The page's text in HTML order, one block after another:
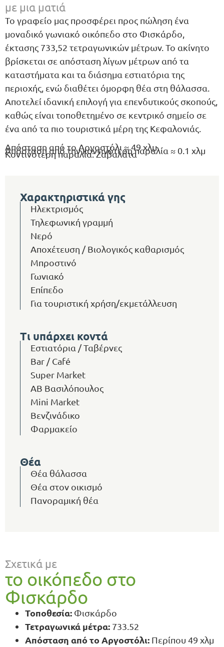
με μια ματιά
Το γραφείο μας προσφέρει προς πώληση ένα
μοναδικό γωνιακό οικόπεδο στο Φισκάρδο,
έκτασης 733,52 τετραγωνικών μέτρων. Το ακίνητο
βρίσκεται σε απόσταση λίγων μέτρων από τα
καταστήματα και τα διάσημα εστιατόρια της
περιοχής, ενώ διαθέτει όμορφη θέα στη θάλασσα.
Αποτελεί ιδανική επιλογή για επενδυτικούς σκοπούς,
καθώς είναι τοποθετημένο σε κεντρικό σημείο σε
ένα από τα πιο τουριστικά μέρη της Κεφαλονιάς.
Απόσταση από το Αργοστόλι ≈ 49 χλμ
Απόσταση από την κοντινότερη παραλία ≈ 0.1 χλμ
Κοντινότερη παραλία: Ζαβαλάτα
Χαρακτηριστικά γης
Ηλεκτρισμός
Τηλεφωνική γραμμή
Νερό
Αποχέτευση / Βιολογικός καθαρισμός
Μπροστινό
Γωνιακό
Επίπεδο
Για τουριστική χρήση/εκμετάλλευση
Τι υπάρχει κοντά
Εστιατόρια / Ταβέρνες
Bar / Café
Super Market
ΑΒ Βασιλόπουλος
Mini Market
Βενζινάδικο
Φαρμακείο
Θέα
Θέα θάλασσα
Θέα στον οικισμό
Πανοραμική θέα
Σχετικά με
το οικόπεδο στο
Φισκάρδο
Τοποθεσία: Φισκάρδο
Τετραγωνικά μέτρα: 733.52
Απόσταση από το Αργοστόλι: Περίπου 49 χλμ